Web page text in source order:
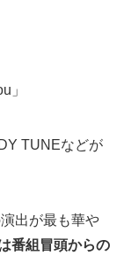
」
TUNEなどが
出が最も華や
番組冒頭からの